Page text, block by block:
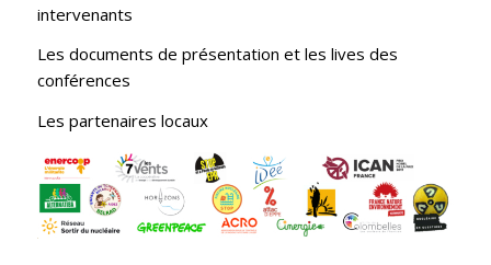
intervenants
Les documents de présentation et les lives des
conférences
Les partenaires locaux